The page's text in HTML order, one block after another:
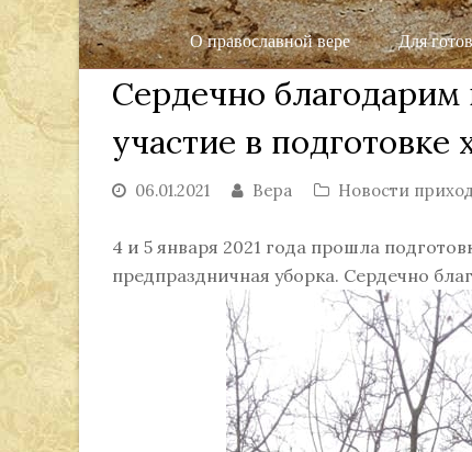
О православной вере Для
Сердечно
участие в
06.01.2021 Вера Новости
4 и 5 января 2021 года прошла
предпраздничная уборка. Сердечно